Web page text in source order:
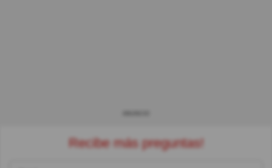
Recibe más preguntas!